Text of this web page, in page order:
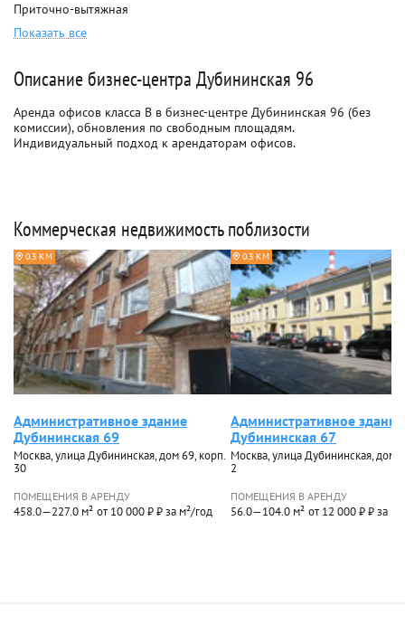
Приточно-вытяжная
Показать все
Описание бизнес-центра Дубининская 96
Аренда офисов класса B в бизнес-центре Дубининская 96 (без
комиссии), обновления по свободным площадям.
Индивидуальный подход к арендаторам офисов.
Коммерческая недвижимость поблизости
0.3 КМ
Административное здание
Дубининская 69
Москва, улица Дубининская, дом 69, корп.
30
ПОМЕЩЕНИЯ В АРЕНДУ
458.0—227.0 м² от 10 000 ₽ ₽ за м²/год
0.3 КМ
Административное здание
Дубининская 67
Москва, улица Дубининская, дом
2
ПОМЕЩЕНИЯ В АРЕНДУ
56.0—104.0 м² от 12 000 ₽ ₽ за